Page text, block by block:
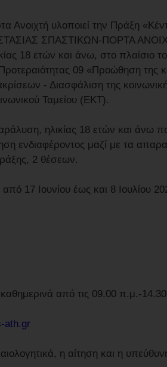
Ανοιχτή υλοποιεί την Πράξη
ΣΠΑΣΤΙΚΩΝ-ΠΟΡΤΑ
18 ετών και άνω, στο πλαίσιο
09 «Προώθηση της
- Διασφάλιση της
Ταμείου (ΕΚΤ).
ηλικίας 18 ετών και άνω
μαζί με τα
2 θέσεων.
από 17 Ιουνίου έως και 8 Ιουλίου
από τις 09.00 π.μ.-
ath.gr
η αίτηση και η